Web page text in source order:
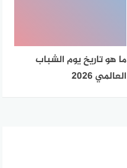
ما هو تاريخ يوم الشباب
العالمي 2026